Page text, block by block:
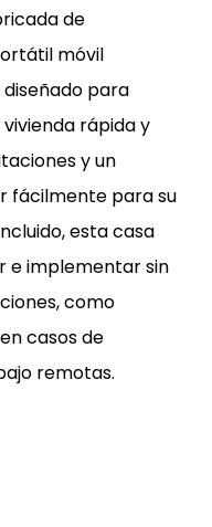
de
móvil
para
rápida y
y un
fácilmente para su
esta casa
e implementar sin
como
casos de
remotas.